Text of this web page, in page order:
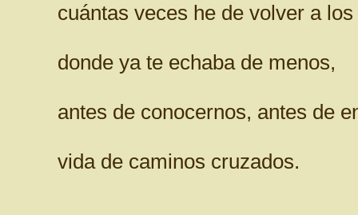
cuántas veces he de volver a
donde ya te echaba de menos,
antes de conocernos, antes de
vida de caminos cruzados.